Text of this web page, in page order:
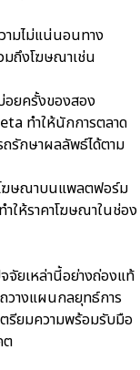
ามไม่แน่นอนทาง
มถึงโฆษณาเช่น
อยครั้งของสอง
ทำให้นักการตลาด
รักษาผลลัพธ์ได้ตาม
ฆษณาบนแพลตฟอร์ม
ให้ราคาโฆษณาในช่อง
จัยเหล่านี้อย่างถ่องแท้
วางแผนกลยุทธ์การ
รียมความพร้อมรับมือ
ต